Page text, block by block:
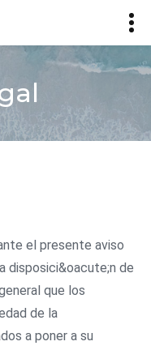
el presente aviso
disposici&oacute;n de
que los
de la
a poner a su